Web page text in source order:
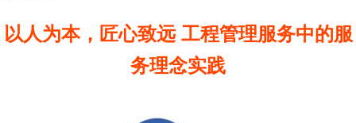
以人为本，匠心致远 工程管理服务中的服
务理念实践